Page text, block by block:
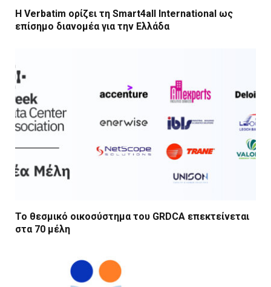
Η Verbatim ορίζει τη Smart4all International ως
επίσημο διανομέα για την Ελλάδα
Το θεσμικό οικοσύστημα του GRDCA επεκτείνεται
στα 70 μέλη